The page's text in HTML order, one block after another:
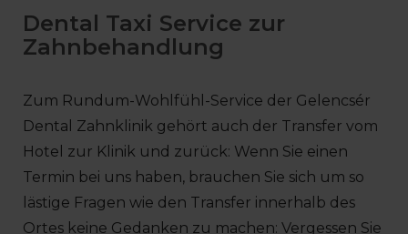
Dental Taxi Service zur
Zahnbehandlung
Zum Rundum-Wohlfühl-Service der Gelencsér
Dental Zahnklinik gehört auch der Transfer vom
Hotel zur Klinik und zurück: Wenn Sie einen
Termin bei uns haben, brauchen Sie sich um so
lästige Fragen wie den Transfer innerhalb des
Ortes keine Gedanken zu machen: Vergessen Sie